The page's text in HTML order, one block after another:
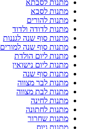
מתנות לסבתא
מתנות לסבא
מתנות להורים
מתנות לדודה ולדוד
מתנות סוף שנה לגננות
מתנות סוף שנה למורים
מתנות ליום הולדת
מתנות ליום נישואין
מתנות סוף שנה
מתנות לבר מצווה
מתנות לבת מצווה
מתנות לחינה
מתנות לחתונה
מתנות שחרור
מתנות גיוס